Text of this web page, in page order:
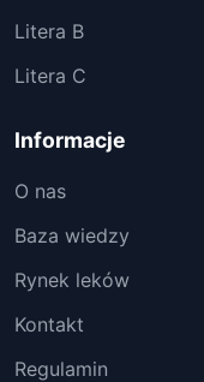
Litera B
Litera C
Informacje
O nas
Baza wiedzy
Rynek leków
Kontakt
Regulamin